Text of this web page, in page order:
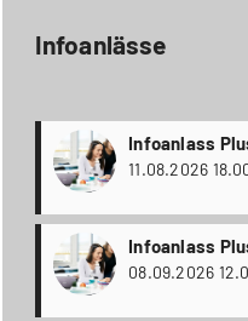
Infoanlässe
Infoanlass
Abschluss
Infoanlass
Abschluss